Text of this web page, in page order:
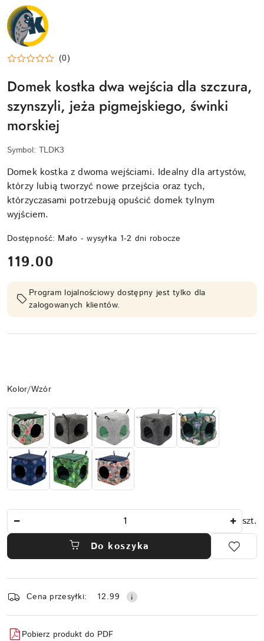
NAZWA
PRODUCENTA:
KRAINA
TUPTUSIA
(0)
Domek kostka dwa wejścia dla szczura,
szynszyli, jeża pigmejskiego, świnki
morskiej
Symbol: TLDK3
Domek kostka z dwoma wejściami. Idealny dla artystów,
którzy lubią tworzyć nowe przejścia oraz tych,
którzyczasami potrzebują opuścić domek tylnym
wyjściem.
Dostępność: Mało - wysyłka 1-2 dni robocze
cena:
119.00
Program lojalnościowy dostępny jest tylko dla
zalogowanych klientów.
Wariant
Kolor/Wzór
szt.
Do koszyka
i
dostawa
Cena przesyłki: 12.99
Pobierz produkt do PDF